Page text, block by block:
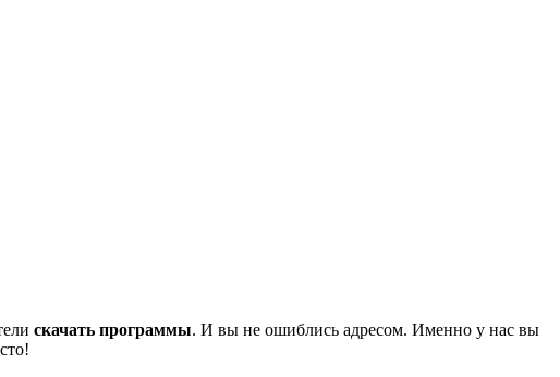
скачать программы. И вы не ошиблись адресом. Именно у нас вы